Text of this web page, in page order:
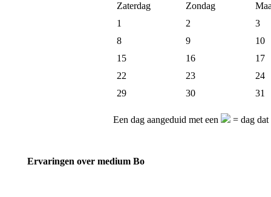
Zaterdag Zondag
1
2
3
8
9
10
15
16
17
22
23
24
29
30 31
Een dag aangeduid met een = dag
Ervaringen over medium Bo